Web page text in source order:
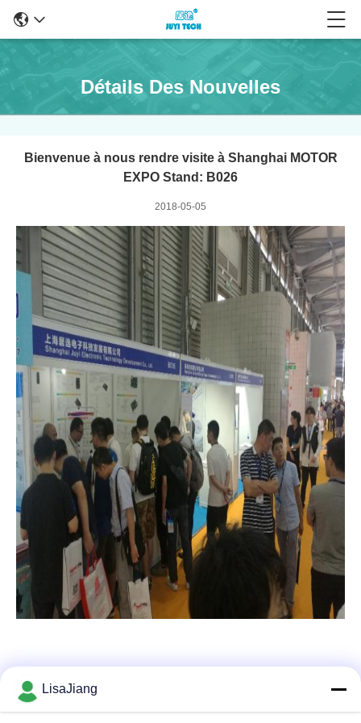
Détails Des Nouvelles
Bienvenue à nous rendre visite à Shanghai MOTOR
EXPO Stand: B026
2018-05-05
LisaJiang